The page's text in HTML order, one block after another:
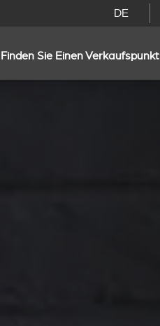
DE
Finden Sie Einen Verkaufspunkt